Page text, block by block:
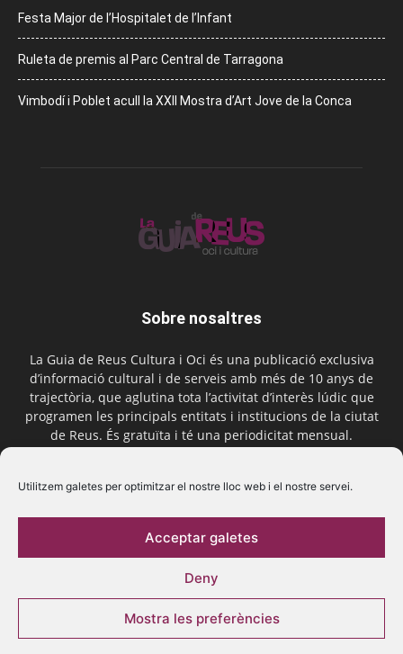
Utilitzem galetes per optimitzar el nostre lloc web i el nostre servei.
Acceptar galetes
Deny
Mostra les preferències
Festa Major de l’Hospitalet de l’Infant
Ruleta de premis al Parc Central de Tarragona
Vimbodí i Poblet acull la XXII Mostra d’Art Jove de la Conca
Sobre nosaltres
La Guia de Reus Cultura i Oci és una publicació exclusiva
d’informació cultural i de serveis amb més de 10 anys de
trajectòria, que aglutina tota l’activitat d’interès lúdic que
programen les principals entitats i institucions de la ciutat
de Reus. És gratuïta i té una periodicitat mensual.
Segueix-nos